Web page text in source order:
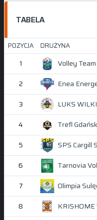
TABELA
POZYCJA
DRUŻYNA
1
Volley
2 Enea
3 LUKS
4 Trefl
5 SPS Cargill
6 Tarnovia
7 Olimpia
8